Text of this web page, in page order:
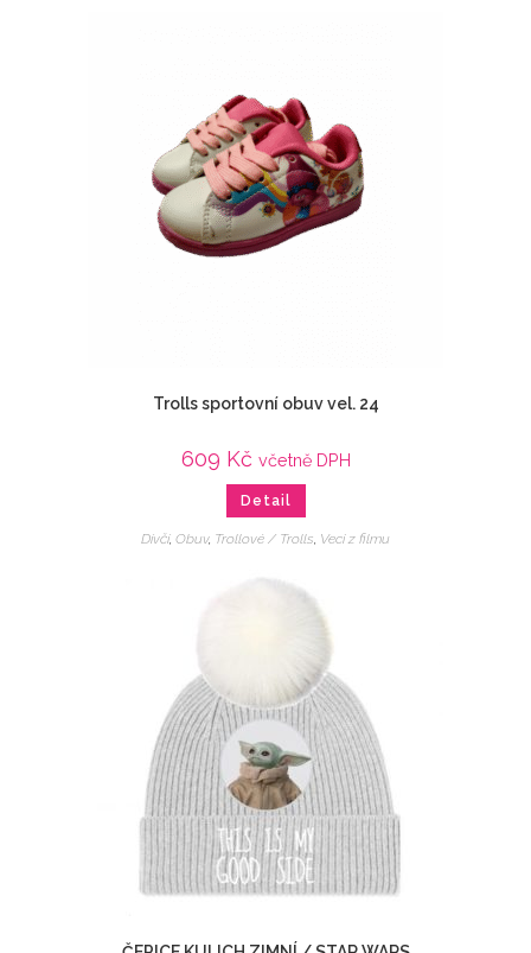
Trolls sportovní obuv vel. 24
609 Kč včetně DPH
Detail
Dívčí, Obuv, Trollové / Trolls Veci z filmu